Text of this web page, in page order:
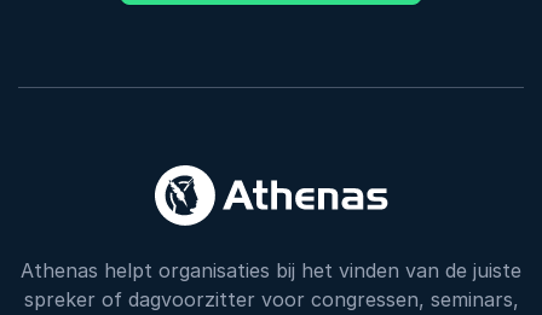
Athenas helpt organisaties bij het vinden van de juiste
spreker of dagvoorzitter voor congressen, seminars,